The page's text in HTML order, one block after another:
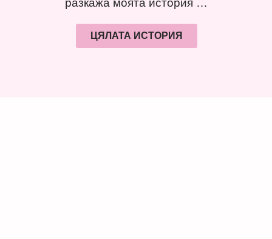
разкажа моята история …
ЦЯЛАТА ИСТОРИЯ